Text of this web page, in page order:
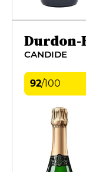
Durdon-
CANDIDE
92/100